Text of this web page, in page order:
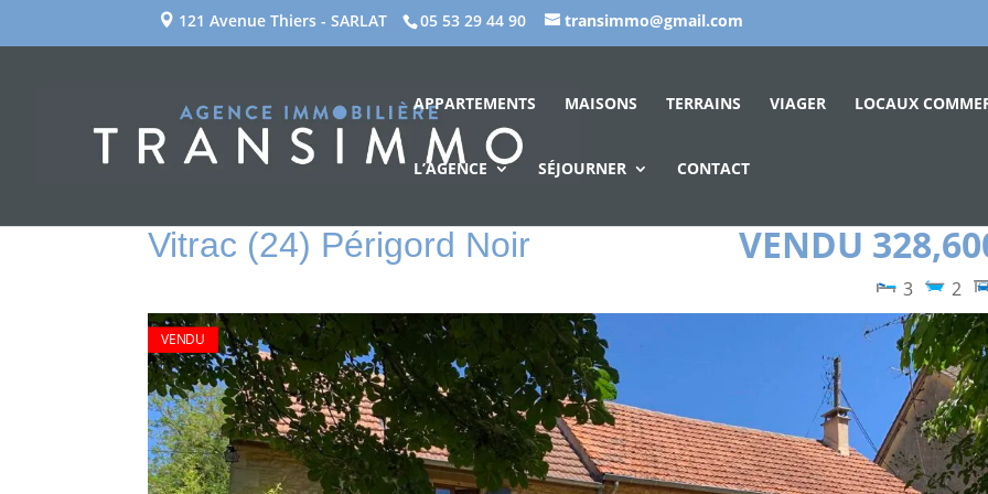
121 Avenue Thiers - SARLAT 05 53 29 44 90 transimmo@gmail.com
APPARTEMENTS MAISONS TERRAINS VIAGER LOCAUX
L’AGENCE SÉJOURNER CONTACT
Vitrac (24) Périgord Noir VENDU
3 2
VENDU